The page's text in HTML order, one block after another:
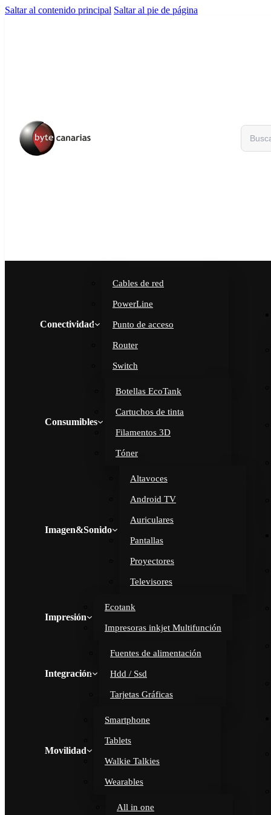
Saltar al contenido principal Saltar al pie de página
Buscar
Conectividad
Cables de red
PowerLine
Punto de acceso
Router
Switch
Consumibles
Botellas EcoTank
Cartuchos de tinta
Filamentos 3D
Tóner
Imagen&Sonido
Altavoces
Android TV
Auriculares
Pantallas
Proyectores
Televisores
Impresión
Ecotank
Impresoras inkjet Multifunción
Integración
Fuentes de alimentación
Hdd / Ssd
Tarjetas Gráficas
Movilidad
Smartphone
Tablets
Walkie Talkies
Wearables
All in one